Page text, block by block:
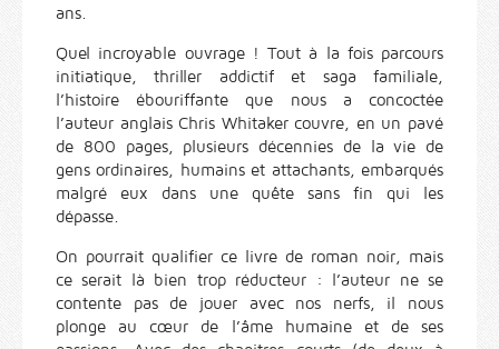
ans.
Quel incroyable ouvrage ! Tout à la fois parcours
initiatique, thriller addictif et saga familiale,
l’histoire ébouriffante que nous a concoctée
l’auteur anglais Chris Whitaker couvre, en un pavé
de 800 pages, plusieurs décennies de la vie de
gens ordinaires, humains et attachants, embarqués
malgré eux dans une quête sans fin qui les
dépasse.
On pourrait qualifier ce livre de roman noir, mais
ce serait là bien trop réducteur : l’auteur ne se
contente pas de jouer avec nos nerfs, il nous
plonge au cœur de l’âme humaine et de ses